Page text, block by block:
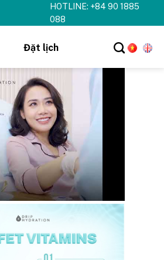
HOTLINE: +84 90 1885
088
Đặt lịch